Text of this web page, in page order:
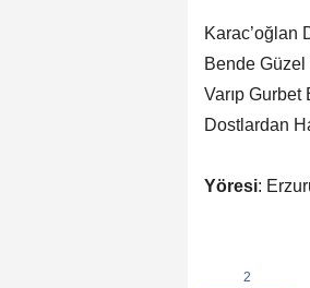
Karac’oğlan
Bende
Varıp Gurbet
Dostlardan
Yöresi: